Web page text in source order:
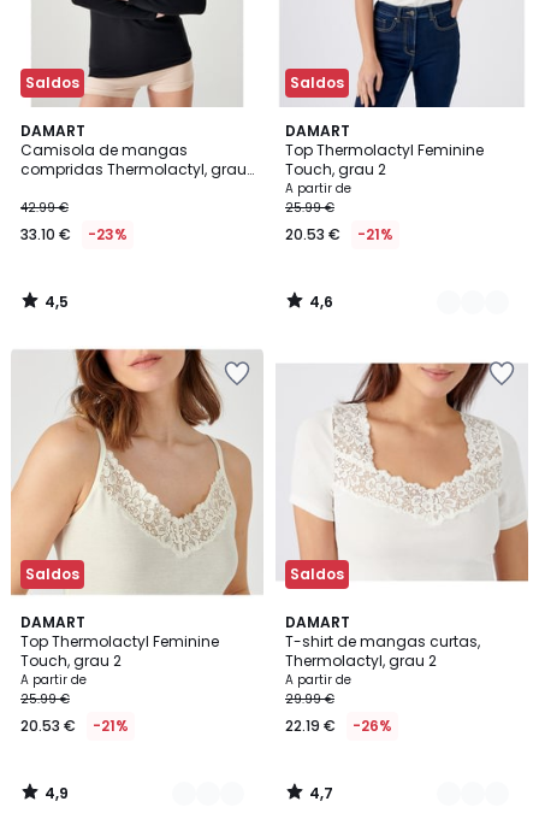
Saldos
DAMART
Camisola de mangas
compridas Thermolactyl, grau
42.99 €
33.10 € -23%
4,5
/ 5
4,5
/
Saldos
DAMART
Top Thermolactyl Feminine
Touch, grau 2
A partir de
25.99 €
20.53 € -21%
4,6
/ 5
3
Cores
4,6
/
Saldos
DAMART
Top Thermolactyl Feminine
Touch, grau 2
A partir de
25.99 €
20.53 € -21%
4,9
/ 5
2
Cores
4,9
/
Saldos
DAMART
T-shirt de mangas curtas,
Thermolactyl, grau 2
A partir de
29.99 €
22.19 € -26%
4,7
/ 5
2
Cores
4,7
/